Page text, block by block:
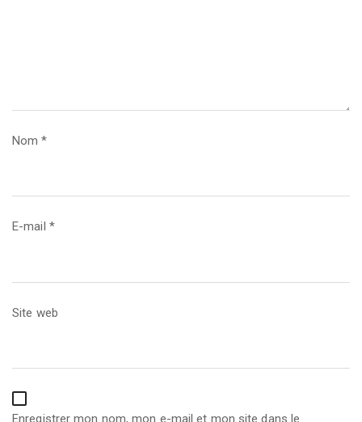
Nom*
E-mail *
Site web
Enregistrer mon nom, mon e-mail et mon site dans le